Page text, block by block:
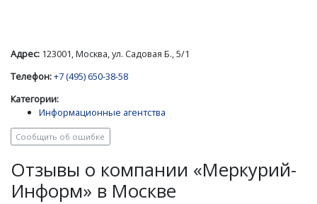
Адрес: 123001, Москва, ул. Садовая Б., 5/1
Телефон:+7 (495) 650-38-58
Категории:
Информационные агентства
Сообщить об ошибке
Отзывы о компании «Меркурий-
Информ» в Москве